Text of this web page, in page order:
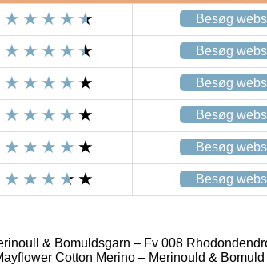
Besøg
Besøg
Besøg
Besøg
Besøg
Besøg
& Bomuldsgarn – Fv 008
Cotton Merino – Merinould & Bomuld